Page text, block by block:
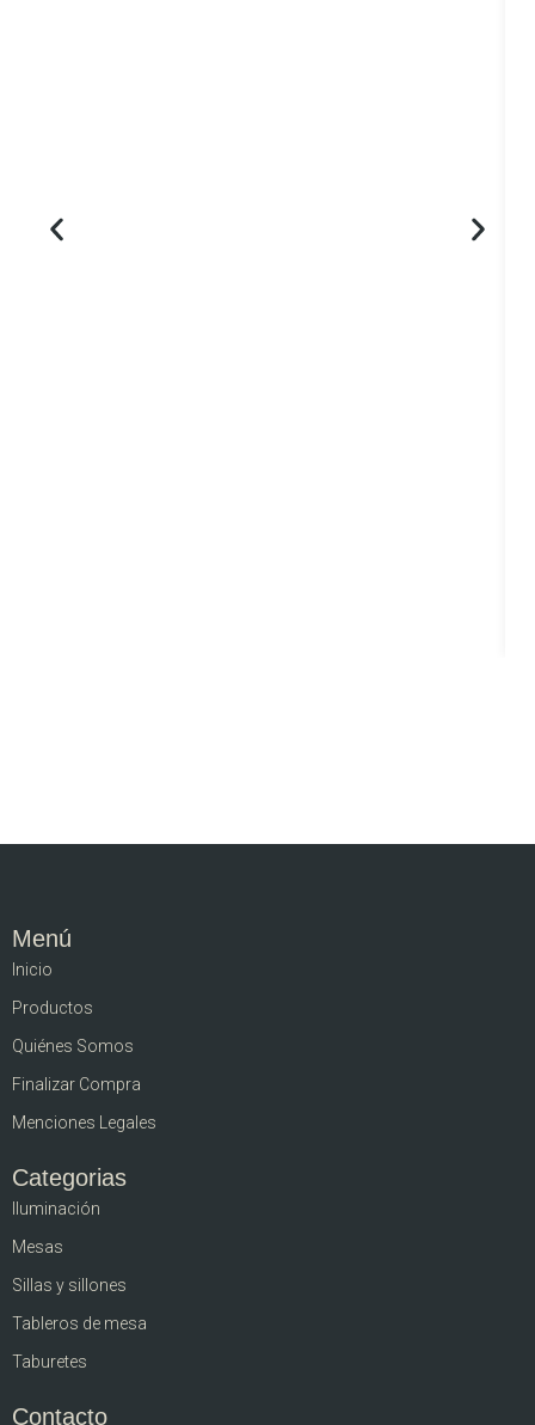
Menú
Inicio
Productos
Quiénes Somos
Finalizar Compra
Menciones Legales
Categorias
Iluminación
Mesas
Sillas y sillones
Tableros de mesa
Taburetes
Contacto